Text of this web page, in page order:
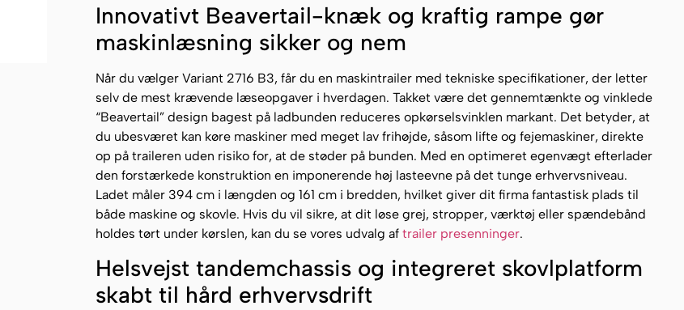
Innovativt Beavertail-knæk og kraftig rampe gør
maskinlæsning sikker og nem
Når du vælger Variant 2716 B3, får du en maskintrailer med tekniske specifikationer, der letter
selv de mest krævende læseopgaver i hverdagen. Takket være det gennemtænkte og vinklede
“Beavertail” design bagest på ladbunden reduceres opkørselsvinklen markant. Det betyder, at
du ubesværet kan køre maskiner med meget lav frihøjde, såsom lifte og fejemaskiner, direkte
op på traileren uden risiko for, at de støder på bunden. Med en optimeret egenvægt efterlader
den forstærkede konstruktion en imponerende høj lasteevne på det tunge erhvervsniveau.
Ladet måler 394 cm i længden og 161 cm i bredden, hvilket giver dit firma fantastisk plads til
både maskine og skovle. Hvis du vil sikre, at dit løse grej, stropper, værktøj eller spændebånd
holdes tørt under kørslen, kan du se vores udvalg af trailer presenninger.
Helsvejst tandemchassis og integreret skovlplatform
skabt til hård erhvervsdrift